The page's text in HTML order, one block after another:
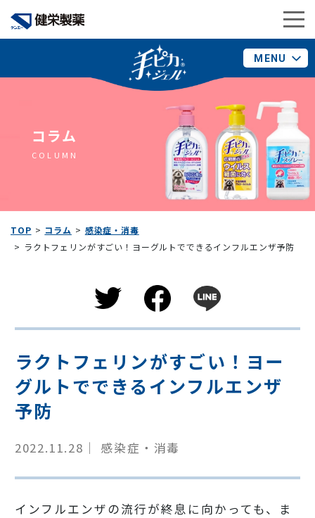
MENU
コラム
COLUMN
TOP コラム
感染症・消毒
ラクトフェリンがすごい！ヨーグルトでできるインフルエンザ予防
ラクトフェリンがすごい！ヨー
グルトでできるインフルエンザ
予防
2022.11.28｜ 感染症・消毒
インフルエンザの流行が終息に向かっても、ま